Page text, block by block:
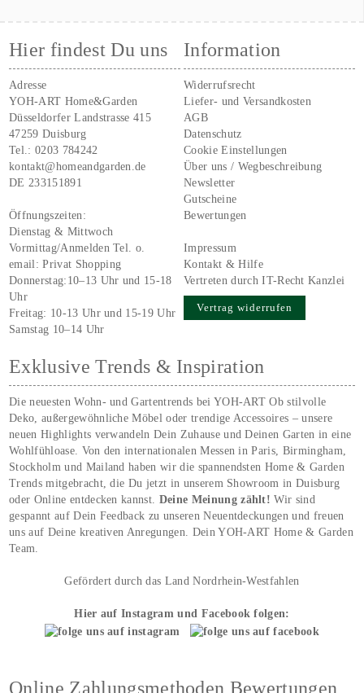
Hier findest Du uns
Adresse
YOH-ART Home&Garden
Düsseldorfer Landstrasse 415
47259 Duisburg
Tel.:0203 784242
kontakt@homeandgarden.de
DE 233151891
Öffnungszeiten:
Dienstag & Mittwoch
Vormittag/Anmelden Tel. o.
email:Privat Shopping
Donnerstag:10–13 Uhr und 15-18
Uhr
Freitag: 10-13 Uhr und 15-19 Uhr
Samstag 10–14 Uhr
Information
Widerrufsrecht
Liefer- und Versandkosten
AGB
Datenschutz
Cookie Einstellungen
Über uns / Wegbeschreibung
Newsletter
Gutscheine
Bewertungen
Impressum
Kontakt & Hilfe
Vertreten durch IT-Recht Kanzlei
Vertrag widerrufen
Exklusive Trends & Inspiration
Die neuesten Wohn- und Gartentrends bei YOH‑ART Ob stilvolle
Deko, außergewöhnliche Möbel oder trendige Accessoires – unsere
neuen Highlights verwandeln Dein Zuhause und Deinen Garten in eine
Wohlfühloase. Von den internationalen Messen in Paris, Birmingham,
Stockholm und Mailand haben wir die spannendsten Home & Garden
Trends mitgebracht, die Du jetzt in unserem Showroom in Duisburg
oder Online entdecken kannst. Deine Meinung zählt!Wir sind
gespannt auf Dein Feedback zu unseren Neuentdeckungen und freuen
uns auf Deine kreativen Anregungen. Dein YOH‑ART Home & Garden
Team.
Gefördert durch das Land Nordrhein-Westfahlen
Hier auf Instagram und Facebook folgen:
Online Zahlungsmethoden Bewertungen